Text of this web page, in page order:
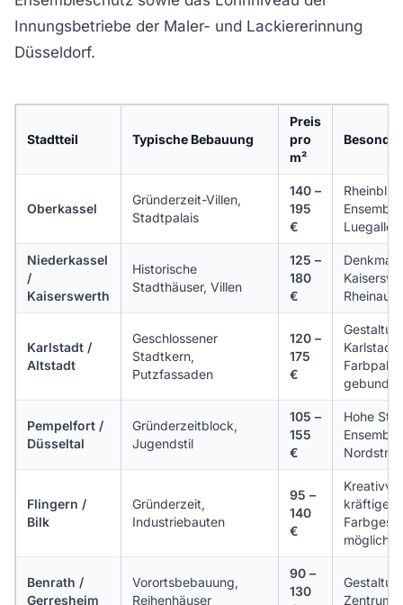
Innungsbetriebe der Maler- und Lackiererinnung
Düsseldorf.
Stadtteil Typische Bebauung
Preis
pro
m²
Oberkassel
Gründerzeit-Villen,
Stadtpalais
140 –
195
€
Luegallee
Niederkassel
/
Kaiserswerth
Historische
Stadthäuser, Villen
125 –
180
€
Rheinaue
Karlstadt /
Altstadt
Geschlossener
Stadtkern,
Putzfassaden
120 –
175
€
Karlstadt,
gebunden
Pempelfort /
Düsseltal
Gründerzeitblock,
Jugendstil
105 –
155
€
Hohe
Flingern /
Bilk
Gründerzeit,
Industriebauten
95 –
140
€
kräftige
möglich
Benrath /
Gerresheim
Vorortsbebauung,
Reihenhäuser
90 –
130
Zentrum